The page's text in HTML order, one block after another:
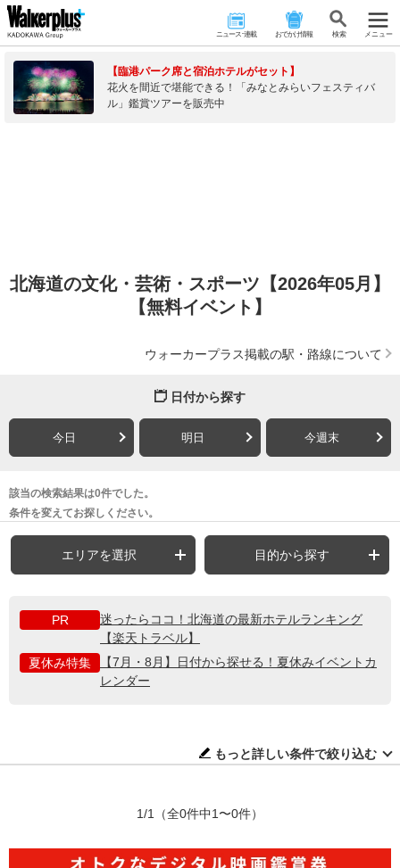
ニュース･連載 おでかけ情報 検 索 メニュー
【臨港パーク席と宿泊ホテルがセット】
花火を間近で堪能できる！「みなとみらいフェスティバ
ル」鑑賞ツアーを販売中
北海道の文化・芸術・スポーツ【2026年05月】
【無料イベント】
ウォーカープラス掲載の駅・路線について
日付から探す
今日 明日 今週末
該当の検索結果は0件でした。
条件を変えてお探しください。
エリアを選択 目的から探す
PR
迷ったらココ！北海道の最新ホテルランキング
【楽天トラベル】
夏休み特集
【7月・8月】日付から探せる！夏休みイベントカ
レンダー
もっと詳しい条件で絞り込む
1/1 （全0件中1〜0件）